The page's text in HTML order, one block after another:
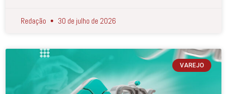
Redação 30 de julho de 2026
VAREJO